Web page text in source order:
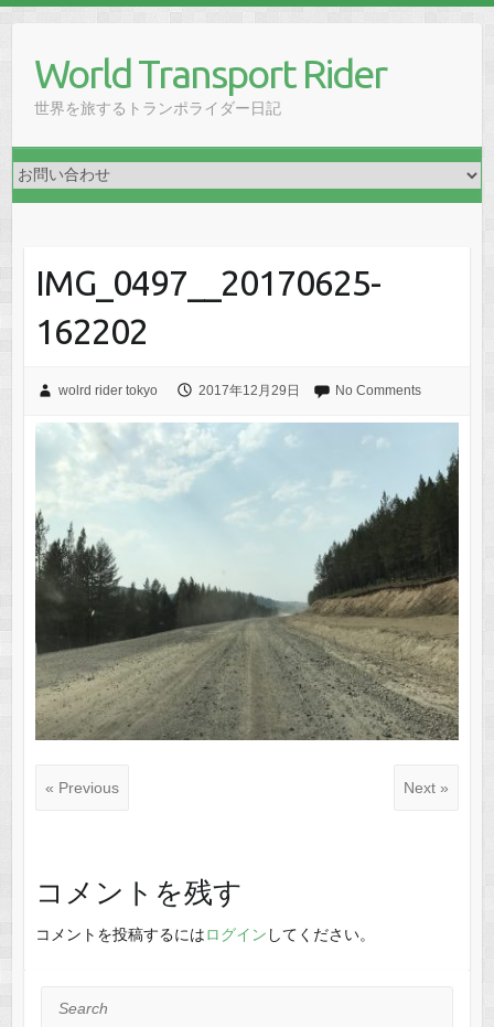
contentWorld Transport Rider
世界を旅するトランポライダー日記
IMG_0497__20170625-
162202
wolrd rider tokyo 2017年12月29日 No Comments
« Previous Next »
コメントを残す
コメントを投稿するにはログイン してください。
Search